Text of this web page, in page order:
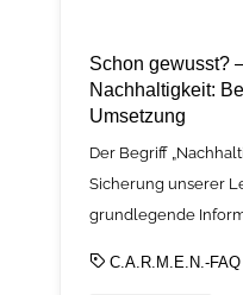
Schon gewusst?
Nachhaltigkeit:
Umsetzung
Der Begriff
Sicherung unserer
grundlegende
C.A.R.M.E.N.-FAQ